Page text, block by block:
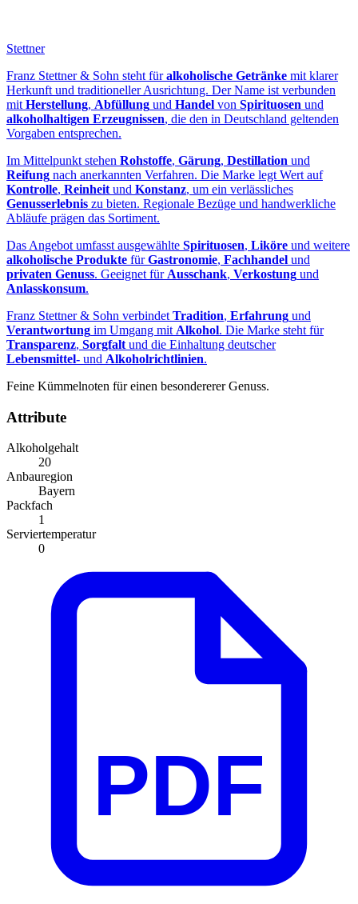
Stettner
Franz Stettner & Sohn steht füralkoholische Getränke mit klarer
Herkunft und traditioneller Ausrichtung. Der Name ist verbunden
mit Herstellung, Abfüllung und Handel von Spirituosen und
alkoholhaltigen Erzeugnissen, die den in Deutschland geltenden
Vorgaben entsprechen.
Im Mittelpunkt stehen Rohstoffe, Gärung, Destillation und
Reifung nach anerkannten Verfahren. Die Marke legt Wert auf
Kontrolle, Reinheit und Konstanz, um ein verlässliches
Genusserlebnis zu bieten. Regionale Bezüge und handwerkliche
Abläufe prägen das Sortiment.
Das Angebot umfasst ausgewählte Spirituosen, Liköre und weitere
alkoholische Produkte fürGastronomie, Fachhandel und
privaten Genuss. Geeignet für Ausschank, Verkostung und
Anlasskonsum.
Franz Stettner & Sohn verbindet Tradition, Erfahrung und
Verantwortung im Umgang mit Alkohol. Die Marke steht für
Transparenz, Sorgfalt und die Einhaltung deutscher
Lebensmittel- und Alkoholrichtlinien.
Feine Kümmelnoten für einen besondererer Genuss.
Attribute
Alkoholgehalt
20
Anbauregion
Bayern
Packfach
1
Serviertemperatur
0
PDF